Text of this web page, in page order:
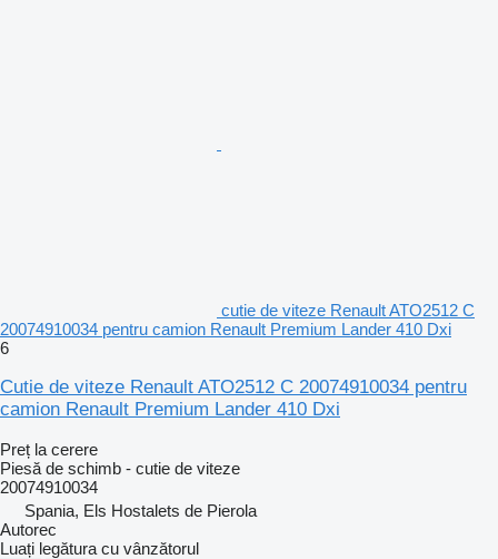
cutie de viteze Renault ATO2512 C
20074910034 pentru camion Renault Premium Lander 410 Dxi
6
Cutie de viteze Renault ATO2512 C 20074910034 pentru
camion Renault Premium Lander 410 Dxi
Preț la cerere
Piesă de schimb - cutie de viteze
20074910034
Spania, Els Hostalets de Pierola
Autorec
Luați legătura cu vânzătorul